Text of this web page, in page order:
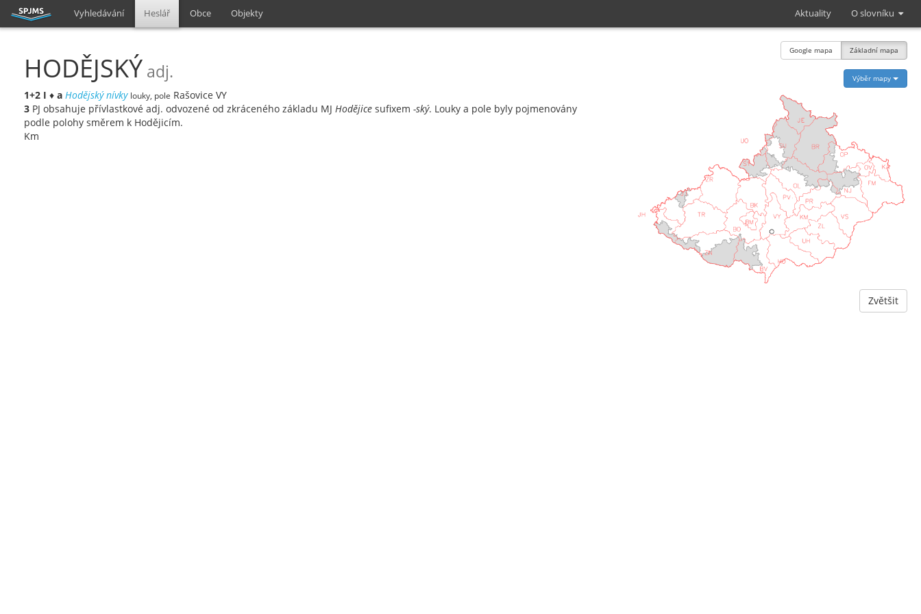
Vyhledávání Heslář Obce Objekty Aktuality O slovníku
HODĚJSKÝ adj.
1+2 I ♦ a Hodějský nívky louky, pole Rašovice VY
3 PJ obsahuje přívlastkové adj. odvozené od zkráceného základu MJ Hodějice sufixem -ský. Louky a pole byly pojmenovány
podle polohy směrem k Hodějicím.
Km
Google mapa Základní mapa
Výběr mapy
Zvětšit